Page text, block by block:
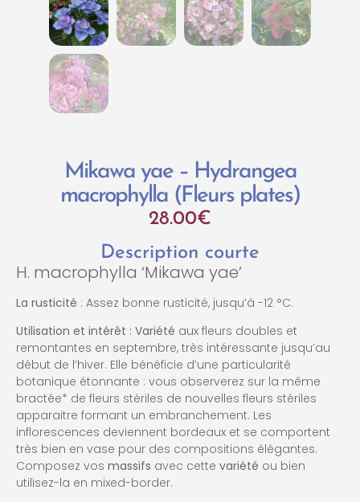
Mikawa yae – Hydrangea
macrophylla (Fleurs plates)
28.00€
Description courte
H. macrophylla ‘Mikawa yae’
La rusticité : Assez bonne rusticité, jusqu’à -12 °C.
Utilisation et intérêt : Variété aux fleurs doubles et
remontantes en septembre, très intéressante jusqu’au
début de l’hiver. Elle bénéficie d’une particularité
botanique étonnante : vous observerez sur la même
bractée* de fleurs stériles de nouvelles fleurs stériles
apparaitre formant un embranchement. Les
inflorescences deviennent bordeaux et se comportent
très bien en vase pour des compositions élégantes.
Composez vos massifs avec cette variété ou bien
utilisez-la en mixed-border.